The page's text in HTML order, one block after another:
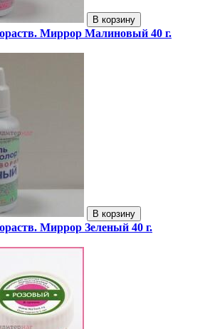
В корзину
Миррор Малиновый 40 г.
В корзину
Миррор Зеленый 40 г.